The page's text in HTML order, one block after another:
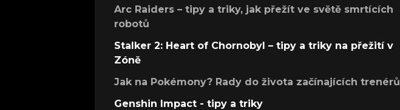
Arc Raiders – tipy a triky, jak přežít ve světě smrtících
robotů
Stalker 2: Heart of Chornobyl – tipy a triky na přežití v
Zóně
Jak na Pokémony? Rady do života začínajících trenérů
Genshin Impact - tipy a triky